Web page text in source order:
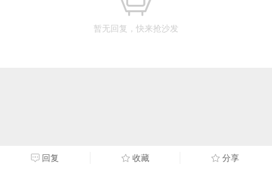
暂无回复，快来抢沙发
回复 收藏 分享